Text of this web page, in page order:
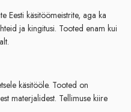
Eesti käsitöömeistrite, aga ka
ja kingitusi. Tooted enam kui
käsitööle. Tooted on
materjalidest. Tellimuse kiire